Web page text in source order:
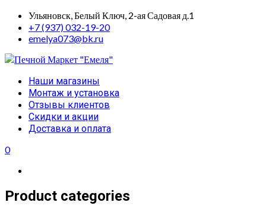
Skip
content
Ульяновск, Белый Ключ, 2-ая Садовая д.1
+7 (937) 032-19-20
emelya073@bk.ru
Primary
Menu
Наши магазины
Монтаж и установка
Отзывы клиентов
Скидки и акции
Доставка и оплата
0
Product categories